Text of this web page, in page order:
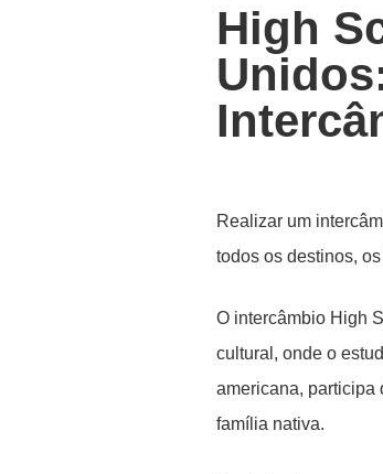
High
Realizar um
todos os destinos,
O intercâmbio High
cultural, onde o
americana, participa
família nativa.